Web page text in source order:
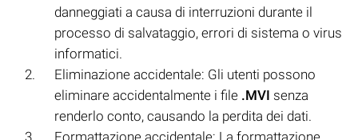
danneggiati a causa di interruzioni durante il
processo di salvataggio, errori di sistema o virus
informatici.
Eliminazione accidentale: Gli utenti possono
eliminare accidentalmente i file .MVI senza
renderlo conto, causando la perdita dei dati.
Formattazione accidentale: La formattazione